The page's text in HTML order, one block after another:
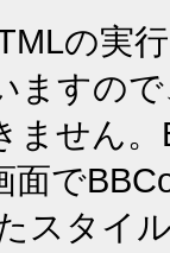
の実
ますの
ません
面で
スタイ